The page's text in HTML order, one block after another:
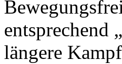
entsprechend
längere